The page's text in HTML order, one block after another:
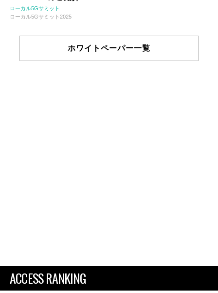
ローカル5Gサミット
ローカル5Gサミット2025
ホワイトペーパー一覧
ACCESS RANKING